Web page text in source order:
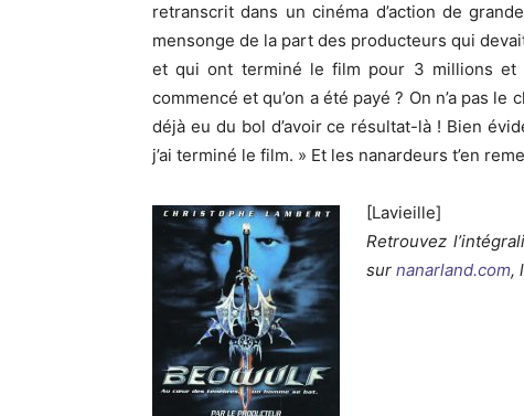
retranscrit dans un cinéma d’action de
mensonge de la part des producteurs qui
et qui ont terminé le film pour 3 millions et
commencé et qu’on a été payé ? On n’a pas
déjà eu du bol d’avoir ce résultat-là ! Bien
j’ai terminé le film. » Et les nanardeurs t’en
[Lavieille]
Retrouvez
sur nanarland.com,